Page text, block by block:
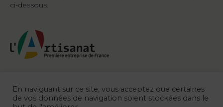
ci-dessous.
En naviguant sur ce site, vous acceptez que certaines
de vos données de navigation soient stockées dans le